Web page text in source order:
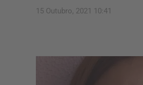
15 Outubro, 2021 10:41